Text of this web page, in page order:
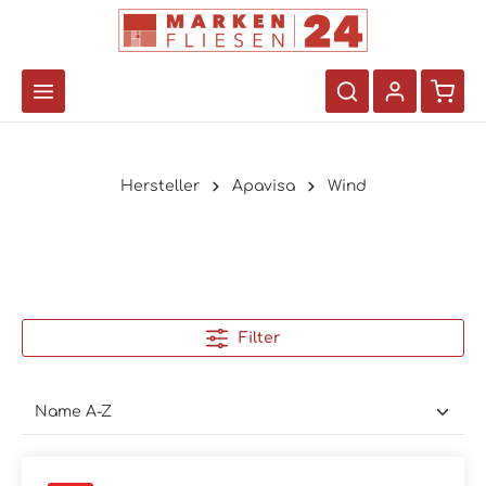
Hersteller Apavisa Wind
Filter